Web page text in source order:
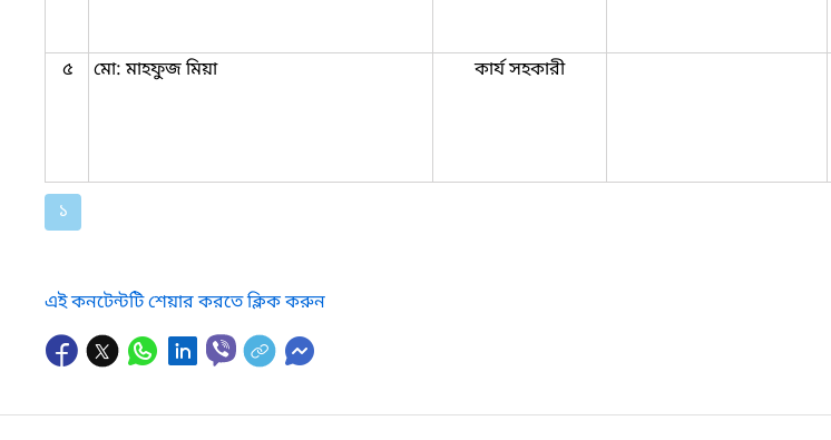
৫ মো: মাহফুজ মিয়া কার্য সহকারী
১
এই কনটেন্টটি শেয়ার করতে ক্লিক করুন